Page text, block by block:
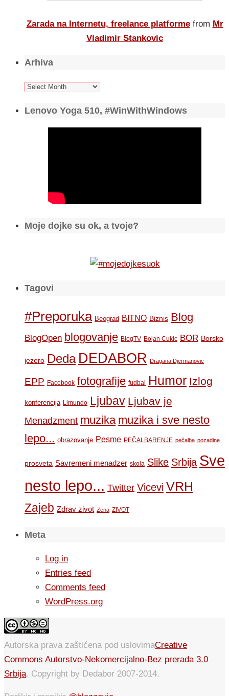
Zarada na Internetu, freelance platforme from Mr
Vladimir Stankovic
Arhiva
Arhiva
Lenovo Yoga 510, #WinWithWindows
Moje dojke su ok, a tvoje?
Tagovi
#Preporuka Beograd BITNO Biznis Blog
BlogOpen blogovanje BlogTV Bojan Cukic BOR Borsko
jezero Deda DEDABOR Dragana Djermanovic
EPP Facebook fotografije fudbal Humor Izlog
konferencija Limundo Ljubav Ljubav je
Menadzment muzika muzika i sve nesto
lepo... obrazovanje Pesme PEČALBARENJE pečalba pozadine
prosveta Savremeni menadzer skola Slike Srbija Sve
nesto lepo... Twitter Vicevi VRH
Zajeb Zdrav zivot Zena ZIVOT
Meta
Log in
Entries feed
Comments feed
WordPress.org
Autorska prava zaštićena pod uslovimaCreative
Commons Autorstvo-Nekomercijalno-Bez prerada 3.0
Srbija. Copyright by Dedabor 2007-2014.